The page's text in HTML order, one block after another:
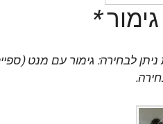
*
ניתן לבחירה: גימור עם מנט